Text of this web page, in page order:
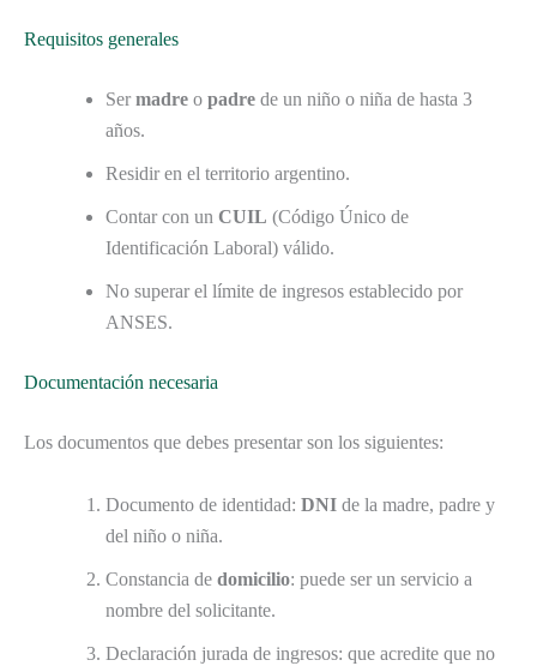
Requisitos generales
Ser madre o padre de un niño o niña de hasta 3
años.
Residir en el territorio argentino.
Contar con un CUIL (Código Único de
Identificación Laboral) válido.
No superar el límite de ingresos establecido por
ANSES.
Documentación necesaria
Los documentos que debes presentar son los siguientes:
Documento de identidad: DNI de la madre, padre y
del niño o niña.
Constancia de domicilio: puede ser un servicio a
nombre del solicitante.
Declaración jurada de ingresos: que acredite que no